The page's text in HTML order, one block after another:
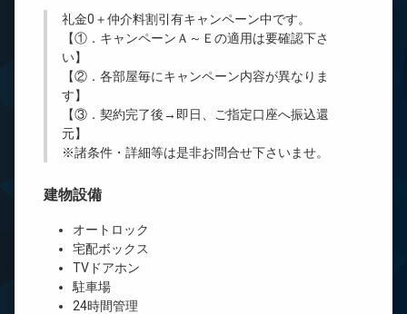
礼金0 ＋仲介料割引有キャンペーン中です。
【①．キャンペーンＡ～Ｅの適用は要確認下さ
い】
【②．各部屋毎にキャンペーン内容が異なりま
す】
【③．契約完了後→即日、ご指定口座へ振込還
元】
※諸条件・詳細等は是非お問合せ下さいませ。
建物設備
オートロック
宅配ボックス
TVドアホン
駐車場
24時間管理